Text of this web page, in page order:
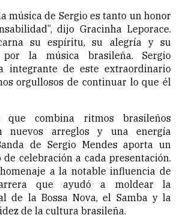
música de Sergio es tanto un honor
dijo Gracinha Leporace.
su espíritu, su alegría y su
la música brasileña. Sergio
integrante de este extraordinario
orgullosos de continuar lo que él
combina ritmos brasileños
nuevos arreglos y una energía
de Sergio Mendes aporta un
celebración a cada presentación.
a la notable influencia de
que ayudó a moldear la
de la Bossa Nova, el Samba y la
de la cultura brasileña.